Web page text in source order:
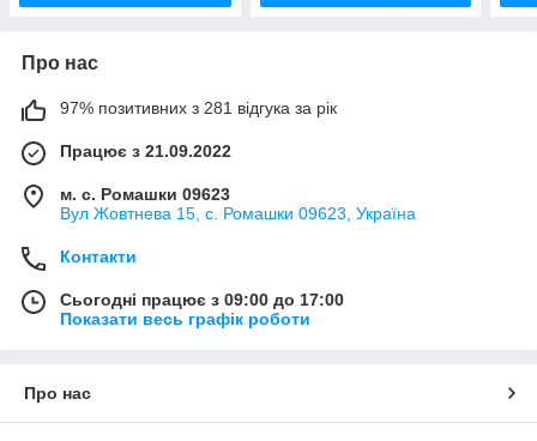
Про нас
97% позитивних з 281 відгука за рік
Працює з 21.09.2022
м. с. Ромашки 09623
Вул Жовтнева 15, с. Ромашки 09623, Україна
Контакти
Сьогодні працює з 09:00 до 17:00
Показати весь графік роботи
Про нас